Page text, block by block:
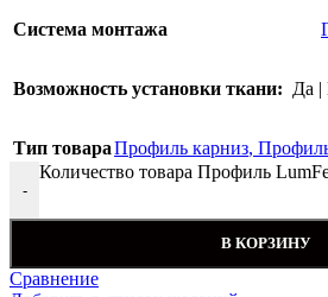
Система монтажа
Возможность установки ткани: Да |
Тип товараПрофиль карниз,
-
Количество товара Профиль
В КОРЗИНУ
Сравнение